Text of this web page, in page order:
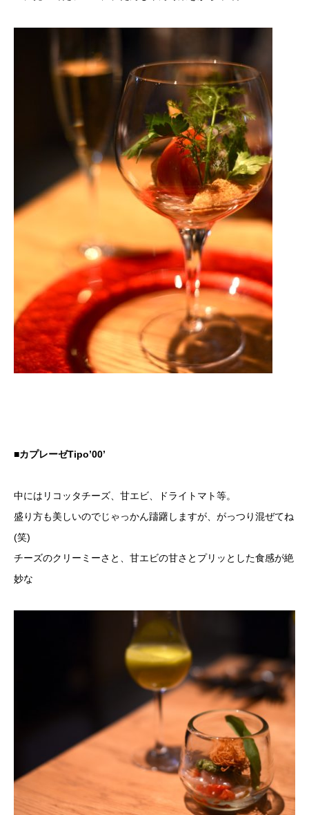
■カプレーゼTipo’00’
中にはリコッタチーズ、甘エビ、ドライトマト等。
盛り方も美しいのでじゃっかん躊躇しますが、がっつり混ぜてね
(笑)
チーズのクリーミーさと、甘エビの甘さとプリッとした食感が絶
妙な